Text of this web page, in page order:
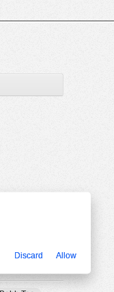
Discard Allow